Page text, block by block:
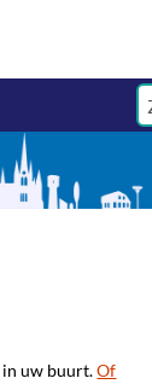
in uw buurt.Of